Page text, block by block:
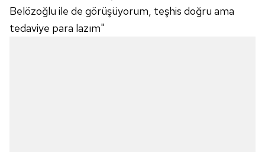
Belözoğlu ile de görüşüyorum, teşhis doğru ama
tedaviye para lazım"